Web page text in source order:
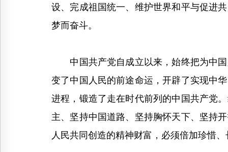
设、完成祖国统一、维护世界和平与促进
梦而奋斗。
中国共产党自成立以来，始终把为中国
变了中国人民的前途命运，开辟了实现中
进程，锻造了走在时代前列的中国共产党
主、坚持中国道路、坚持胸怀天下、坚持
人民共同创造的精神财富，必须倍加珍惜